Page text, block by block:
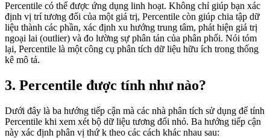
Percentile có thể được ứng dụng linh hoạt. Không chỉ giúp bạn xác
định vị trí tương đối của một giá trị, Percentile còn giúp chia tập dữ
liệu thành các phần, xác định xu hướng trung tâm, phát hiện giá trị
ngoại lai (outlier) và đo lường sự phân tán của phân phối. Nói tóm
lại, Percentile là một công cụ phân tích dữ liệu hữu ích trong thống
kê mô tả.
3. Percentile được tính như nào?
Dưới đây là ba hướng tiếp cận mà các nhà phân tích sử dụng để tính
Percentile khi xem xét bộ dữ liệu tương đối nhỏ. Ba hướng tiếp cận
này xác định phân vị thứ k theo các cách khác nhau sau: